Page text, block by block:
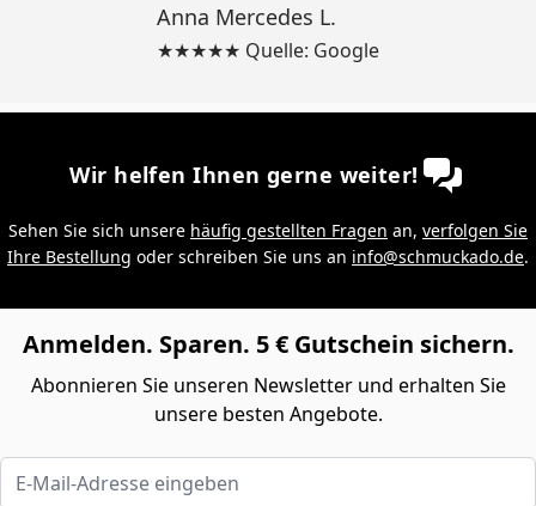
Anna Mercedes L.
★★★★★ Quelle: Google
Wir helfen Ihnen gerne weiter!
Sehen Sie sich unsere häufig gestellten Fragen an, verfolgen Sie
Ihre Bestellung oder schreiben Sie uns an info@schmuckado.de.
Anmelden. Sparen. 5 € Gutschein sichern.
Abonnieren Sie unseren Newsletter und erhalten Sie
unsere besten Angebote.
E-Mail-Adresse eingeben